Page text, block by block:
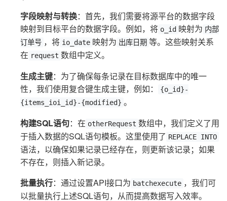
字段映射与转换：首先，我们需要将源平台的数据字段
映射到目标平台的数据字段。例如，将 o_id 映射为 内部
订单号 ，将 io_date 映射为 出库日期 等。这些映射关系
在 request 数组中定义。
生成主键：为了确保每条记录在目标数据库中的唯一
性，我们使用复合键生成主键，例如：
{o_id}-
{items_ioi_id}-{modified} 。
构建SQL语句：在 otherRequest 数组中，我们定义了用
于插入数据的SQL语句模板。这里使用了 REPLACE INTO
语法，以确保如果记录已经存在，则更新该记录；如果
不存在，则插入新记录。
批量执行：通过设置API接口为 batchexecute ，我们可
以批量执行上述SQL语句，从而提高数据写入效率。